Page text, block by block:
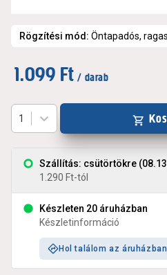
Rögzítési mód: Öntapadós,
1.099 Ft / darab
Szállítás: csütörtökre
1.290 Ft-tól
Készleten 20 áruházban
Készletinformáció
Hol találom az
1